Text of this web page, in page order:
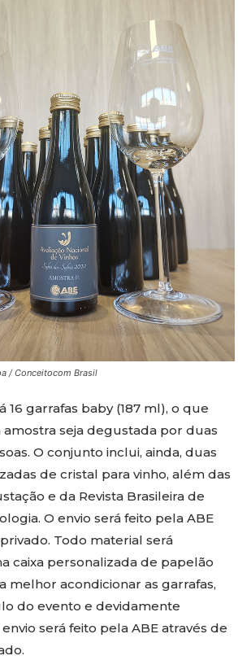
/ Conceitocom Brasil
16 garrafas baby (187 ml), o que
seja degustada por duas
O conjunto inclui, ainda, duas
de cristal para vinho, além das
e da Revista Brasileira de
O envio será feito pela ABE
Todo material será
caixa personalizada de papelão
melhor acondicionar as garrafas,
do evento e devidamente
será feito pela ABE através de